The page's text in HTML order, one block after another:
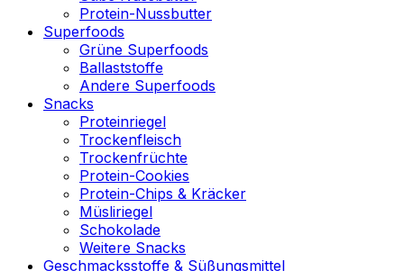
Protein-Nussbutter
Superfoods
Grüne Superfoods
Ballaststoffe
Andere Superfoods
Snacks
Proteinriegel
Trockenfleisch
Trockenfrüchte
Protein-Cookies
Protein-Chips & Kräcker
Müsliriegel
Schokolade
Weitere Snacks
Geschmacksstoffe & Süßungsmittel